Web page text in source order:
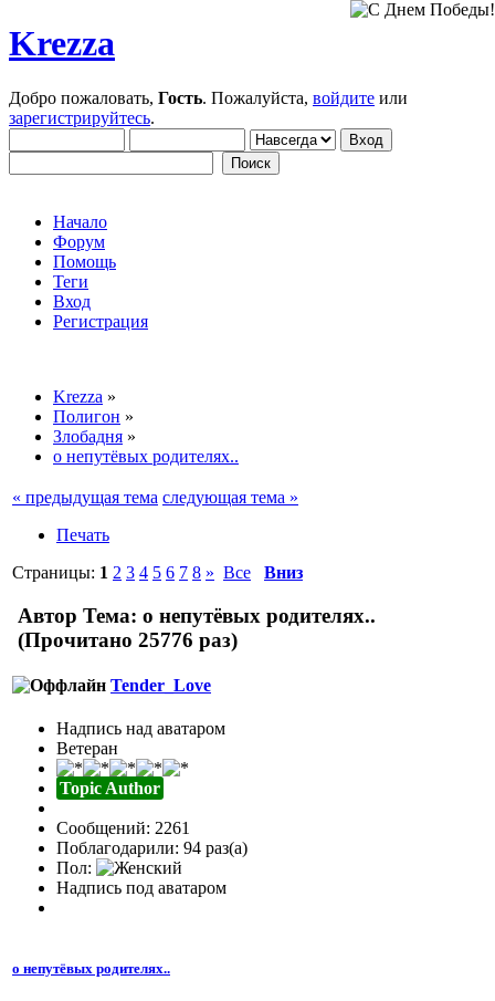
Krezza
Добро пожаловать, Гость. Пожалуйста, войдите или
зарегистрируйтесь.
Начало
Форум
Помощь
Теги
Вход
Регистрация
Krezza »
Полигон »
Злобадня »
о непутёвых родителях..
« предыдущая тема следующая тема »
Печать
Страницы: 1 2 3 4 5 6 7 8 » Все Вниз
Автор Тема: о непутёвых родителях..
(Прочитано 25776 раз)
Tender_Love
Надпись над аватаром
Ветеран
Topic Author
Сообщений: 2261
Поблагодарили: 94 раз(а)
Пол:
Надпись под аватаром
о непутёвых родителях..